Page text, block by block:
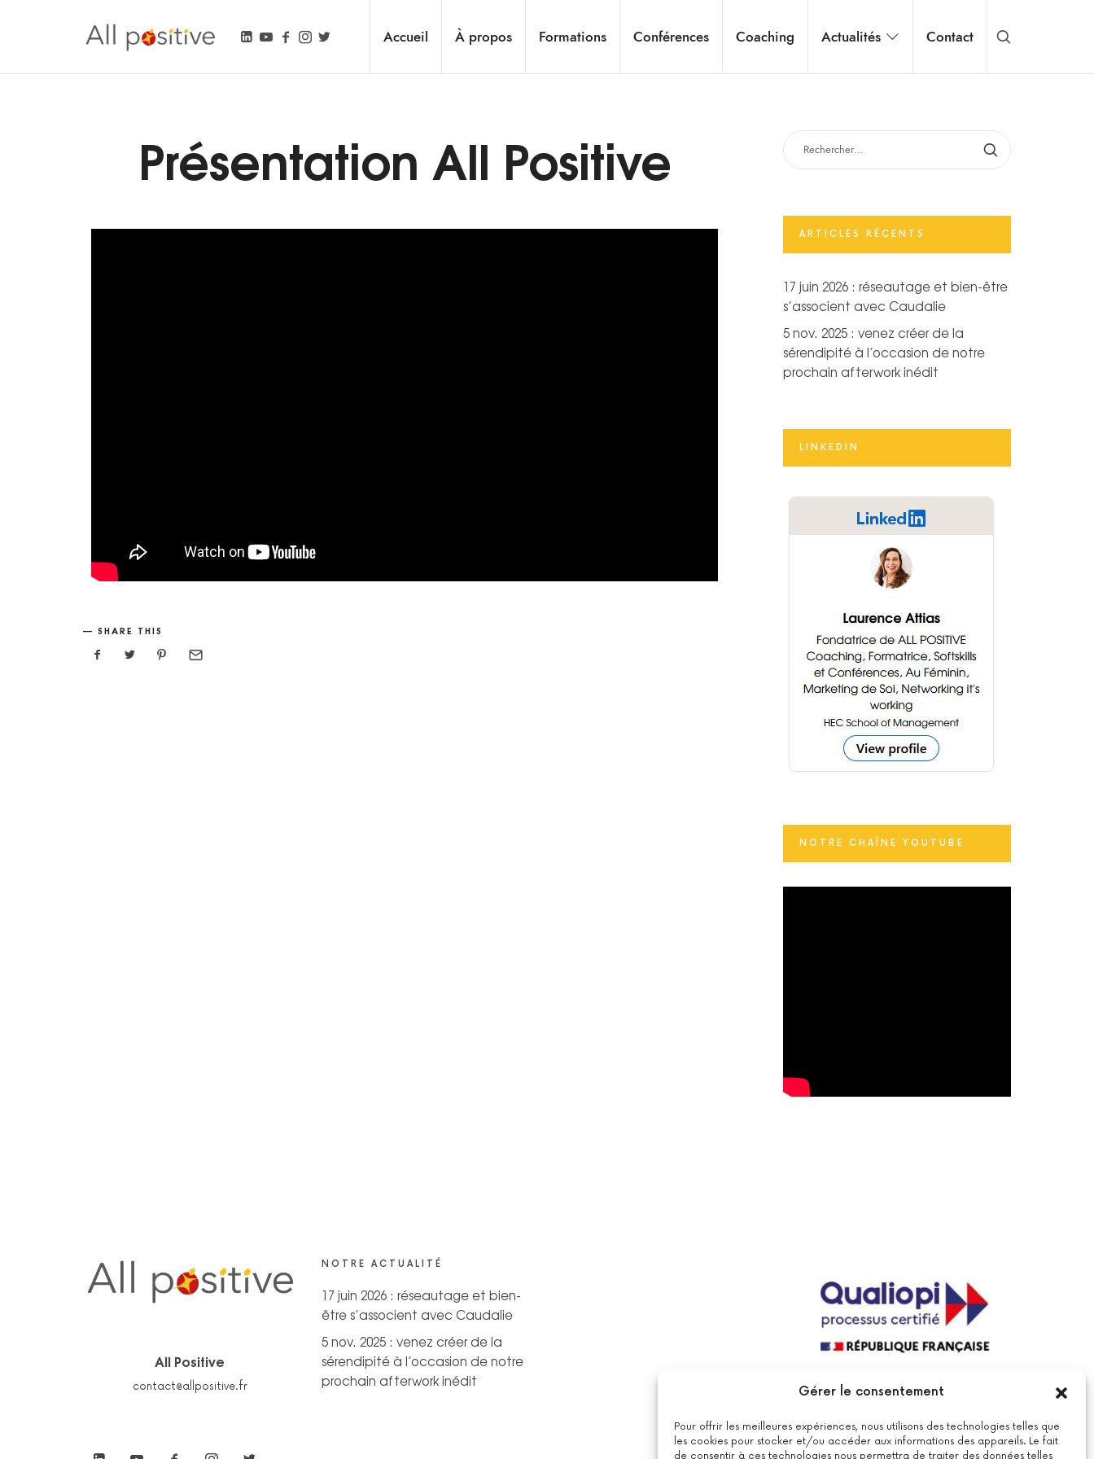
Gérer le consentement
Pour offrir les meilleures expériences, nous utilisons des technologies telles que
les cookies pour stocker et/ou accéder aux informations des appareils. Le fait
de consentir à ces technologies nous permettra de traiter des données telles
Accueil À propos Formations Conférences Coaching Actualités Contact
Présentation All Positive
SHARE THIS
ARTICLES RÉCENTS
17 juin 2026 : réseautage et bien-être
s’associent avec Caudalie
5 nov. 2025 : venez créer de la
sérendipité à l’occasion de notre
prochain afterwork inédit
LINKEDIN
NOTRE CHAÎNE YOUTUBE
All Positive
contact@allpositive.fr
NOTRE ACTUALITÉ
17 juin 2026 : réseautage et bien-
être s’associent avec Caudalie
5 nov. 2025 : venez créer de la
sérendipité à l’occasion de notre
prochain afterwork inédit
La certification qualité a été délivrée au
de formations.Voir le certificat